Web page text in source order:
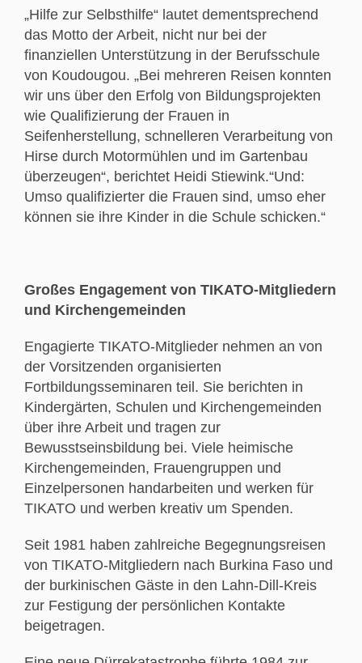
„Hilfe zur Selbsthilfe“ lautet dementsprechend
das Motto der Arbeit, nicht nur bei der
finanziellen Unterstützung in der Berufsschule
von Koudougou. „Bei mehreren Reisen konnten
wir uns über den Erfolg von Bildungsprojekten
wie Qualifizierung der Frauen in
Seifenherstellung, schnelleren Verarbeitung von
Hirse durch Motormühlen und im Gartenbau
überzeugen“, berichtet Heidi Stiewink.“Und:
Umso qualifizierter die Frauen sind, umso eher
können sie ihre Kinder in die Schule schicken.“
Großes Engagement von TIKATO-Mitgliedern
und Kirchengemeinden
Engagierte TIKATO-Mitglieder nehmen an von
der Vorsitzenden organisierten
Fortbildungsseminaren teil. Sie berichten in
Kindergärten, Schulen und Kirchengemeinden
über ihre Arbeit und tragen zur
Bewusstseinsbildung bei. Viele heimische
Kirchengemeinden, Frauengruppen und
Einzelpersonen handarbeiten und werken für
TIKATO und werben kreativ um Spenden.
Seit 1981 haben zahlreiche Begegnungsreisen
von TIKATO-Mitgliedern nach Burkina Faso und
der burkinischen Gäste in den Lahn-Dill-Kreis
zur Festigung der persönlichen Kontakte
beigetragen.